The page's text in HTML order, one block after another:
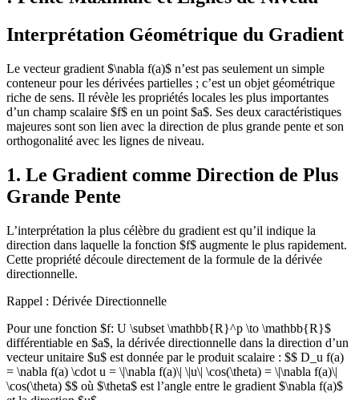
Interprétation Géométrique du Gradient
Le vecteur gradient $\nabla f(a)$ n’est pas seulement un simple
conteneur pour les dérivées partielles ; c’est un objet géométrique
riche de sens. Il révèle les propriétés locales les plus importantes
d’un champ scalaire $f$ en un point $a$. Ses deux caractéristiques
majeures sont son lien avec la direction de plus grande pente et son
orthogonalité avec les lignes de niveau.
1. Le Gradient comme Direction de Plus
Grande Pente
L’interprétation la plus célèbre du gradient est qu’il indique la
direction dans laquelle la fonction $f$ augmente le plus rapidement.
Cette propriété découle directement de la formule de la dérivée
directionnelle.
Rappel : Dérivée Directionnelle
Pour une fonction $f: U \subset \mathbb{R}^p \to \mathbb{R}$
différentiable en $a$, la dérivée directionnelle dans la direction d’un
vecteur unitaire $u$ est donnée par le produit scalaire : $$ D_u f(a)
= \nabla f(a) \cdot u = \|\nabla f(a)\| \|u\| \cos(\theta) = \|\nabla f(a)\|
\cos(\theta) $$ où $\theta$ est l’angle entre le gradient $\nabla f(a)$